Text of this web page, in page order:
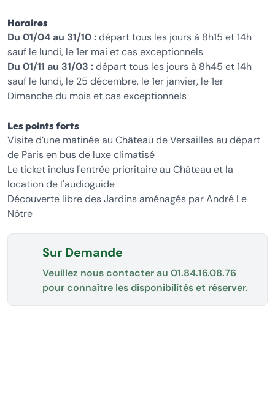
Horaires
Du 01/04 au 31/10 :départ tous les jours à 8h15 et 14h
sauf le lundi, le 1er mai et cas exceptionnels
Du 01/11 au 31/03 :départ tous les jours à 8h45 et 14h
sauf le lundi, le 25 décembre, le 1er janvier, le 1er
Dimanche du mois et cas exceptionnels
Les points forts
Visite d’une matinée au Château de Versailles au départ
de Paris en bus de luxe climatisé
Le ticket inclus l'entrée prioritaire au Château et la
location de l'audioguide
Découverte libre des Jardins aménagés par André Le
Nôtre
Sur Demande
Veuillez nous contacter au 01.84.16.08.76
pour connaître les disponibilités et réserver.